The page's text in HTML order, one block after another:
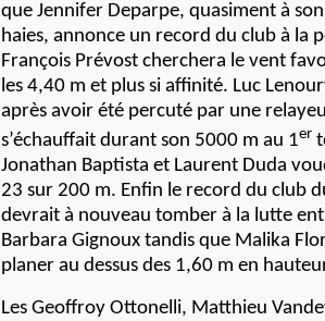
que Jennifer Deparpe, quasiment à
haies, annonce un record du club à la
François Prévost cherchera le vent
les 4,40 m et plus si affinité. Luc
après avoir été percuté par une
s’échauffait durant son 5000 m au 1er
Jonathan Baptista et Laurent Duda
23 sur 200 m. Enfin le record du club
devrait à nouveau tomber à la lutte
Barbara Gignoux tandis que Malika
planer au dessus des 1,60 m en
Les Geoffroy Ottonelli, Matthieu